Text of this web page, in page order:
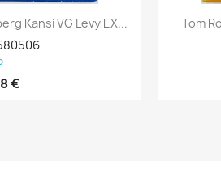
Kansi VG Levy EX...
€
Tom